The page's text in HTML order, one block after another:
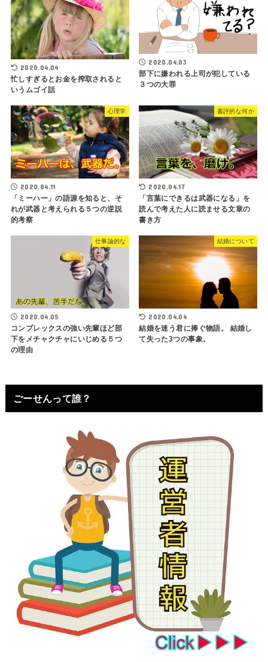
2020.04.04
忙しすぎるとお金を搾取されると
いうムゴイ話
2020.04.03
部下に嫌われる上司が犯している
３つの大罪
心理学
2020.04.11
「ミーハー」の語源を知ると、そ
れが武器と考えられる５つの逆説
的考察
書評的な何か
2020.04.17
「言葉にできるは武器になる」を
読んで考えた人に読ませる文章の
書き方
仕事論的な
2020.04.05
コンプレックスの強い先輩ほど部
下をメチャクチャにいじめる５つ
の理由
結婚について
2020.04.04
結婚を迷う君に捧ぐ物語。 結婚し
て失った3つの事象。
ごーせんって誰？